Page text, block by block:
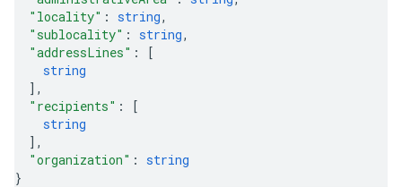
"locality" : string,
"sublocality" : string,
"addressLines" :
[
string
] ,
"recipients" :
[
string
] ,
"organization" : string
}